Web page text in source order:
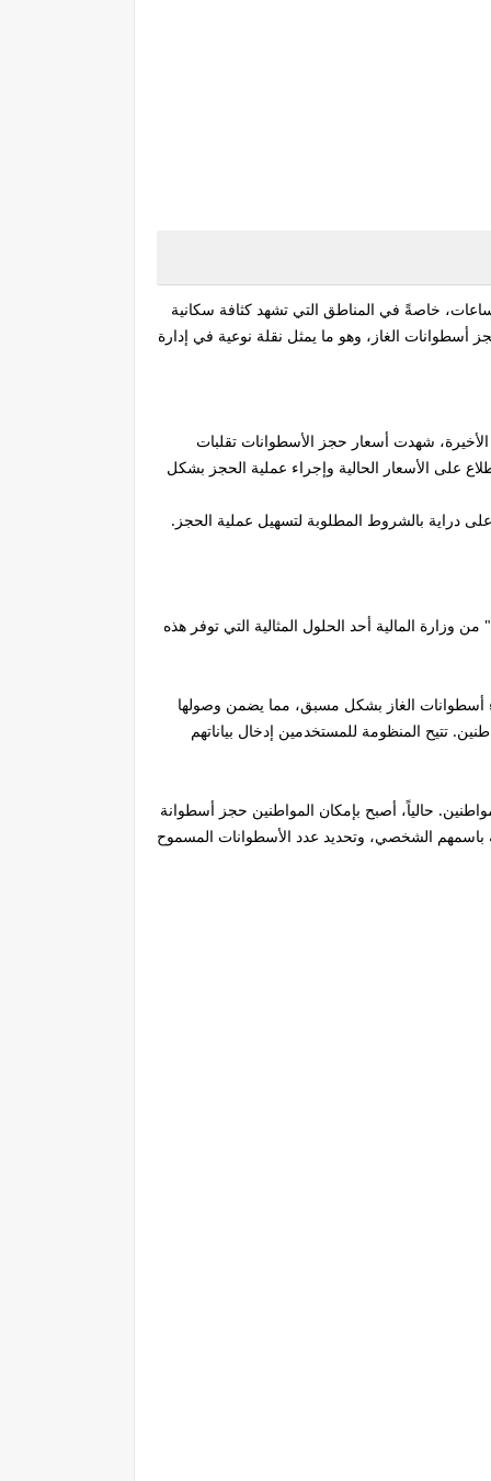
خاصةً في المناطق التي تشهد كثافة سكانية
أسطوانات الغاز، وهو ما يمثل نقلة نوعية في إدارة
شهدت أسعار حجز الأسطوانات تقلبات
على الأسعار الحالية وإجراء عملية الحجز بشكل
بالشروط المطلوبة لتسهيل عملية الحجز.
المالية أحد الحلول المثالية التي توفر هذه
تهدف إلى تنظيم عملية حجز وشراء أسطوانات الغاز بشكل مسبق، مما يضمن وصولها
تتيح المنظومة للمستخدمين إدخال بياناتهم
حالياً، أصبح بإمكان المواطنين حجز أسطوانة
باسمهم الشخصي، وتحديد عدد الأسطوانات المسموح